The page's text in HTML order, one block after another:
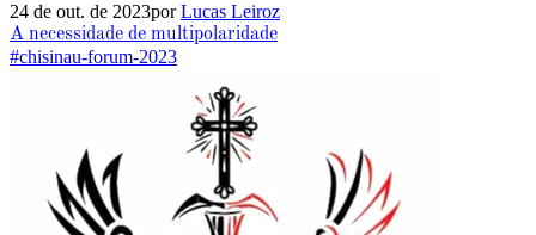
24 de out. de 2023porLucas Leiroz
A necessidade de multipolaridade
#chisinau-forum-2023